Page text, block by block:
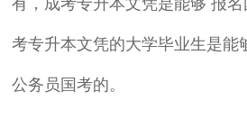
考专升本文凭的大学毕业生是能
公务员国考的。